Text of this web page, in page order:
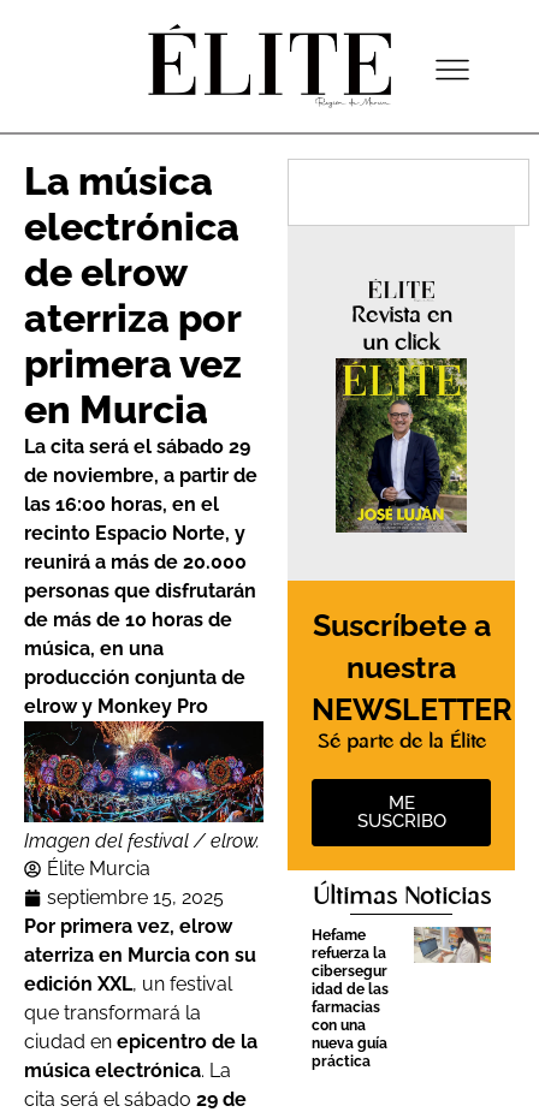
La música
electrónica
de elrow
aterriza por
primera vez
en Murcia
La cita será el sábado 29
de noviembre, a partir de
las 16:00 horas, en el
recinto Espacio Norte, y
reunirá a más de 20.000
personas que disfrutarán
de más de 10 horas de
música, en una
producción conjunta de
elrow y Monkey Pro
Imagen del festival / elrow.
Élite Murcia
septiembre 15, 2025
Por primera vez, elrow
aterriza en Murcia con su
edición XXL, un festival
que transformará la
ciudad en epicentro de la
música electrónica. La
cita será el sábado 29 de
Revista en
un click
Suscríbete a
nuestra
NEWSLETTER
Sé parte de la Élite
ME
SUSCRIBO
Últimas Noticias
Hefame
refuerza la
cibersegur
idad de las
farmacias
con una
nueva guía
práctica